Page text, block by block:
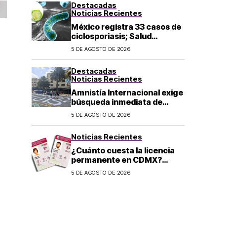
Destacadas
Noticias Recientes
México registra 33 casos de
ciclosporiasis; Salud
mantiene vigilancia
5 DE AGOSTO DE 2026
Destacadas
Noticias Recientes
Amnistía Internacional exige
búsqueda inmediata de
ambientalista desaparecido
5 DE AGOSTO DE 2026
Noticias Recientes
¿Cuánto cuesta la licencia
permanente en CDMX?
Costo y fecha límite del
5 DE AGOSTO DE 2026